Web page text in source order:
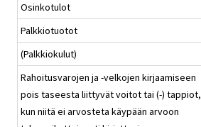
Osinkotulot
Palkkiotuotot
(Palkkiokulut)
Rahoitusvarojen ja -velkojen kirjaamiseen
pois taseesta liittyvät voitot tai (-) tappiot,
kun niitä ei arvosteta käypään arvoon